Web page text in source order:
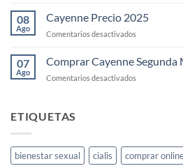
España
Gold
para
el
sexual
08
Ago
Cayenne Precio 2025
Comentarios desactivados
Precio
2025
07
Ago
Comprar Cayenne Segunda
Comentarios desactivados
ETIQUETAS
bienestar sexual cialis comprar